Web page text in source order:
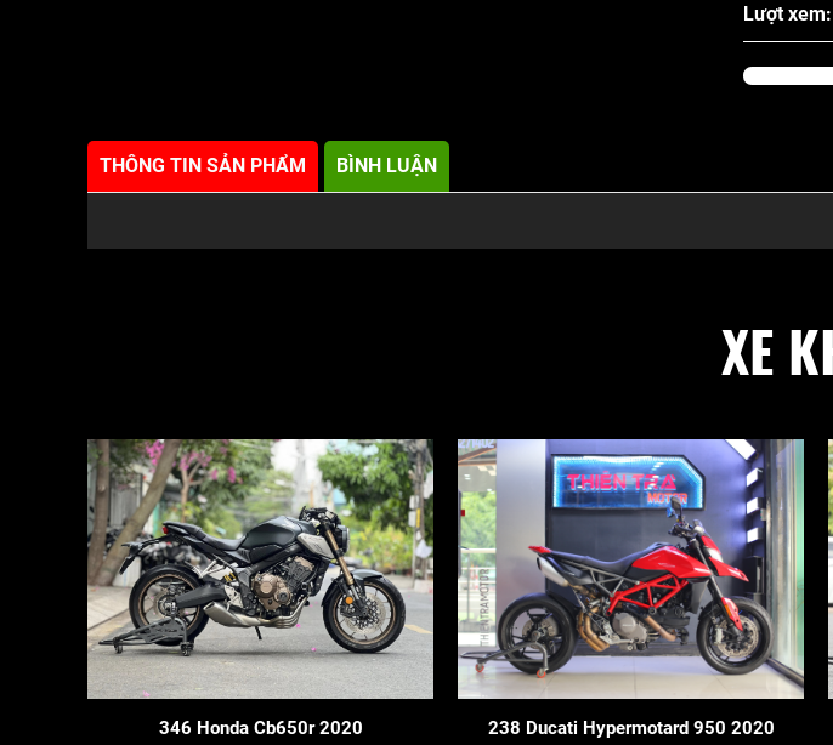
Lượt xem:
THÔNG TIN SẢN PHẨM BÌNH LUẬN
XE
346 Honda Cb650r 2020
238 Ducati Hypermotard 950 2020